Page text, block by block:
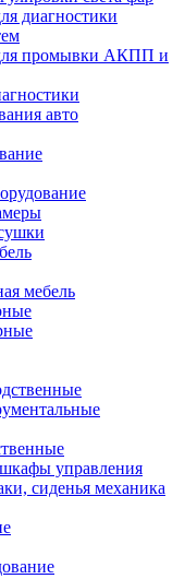
диагностики
промывки АКПП и
авто
мебель
управления
сиденья механика